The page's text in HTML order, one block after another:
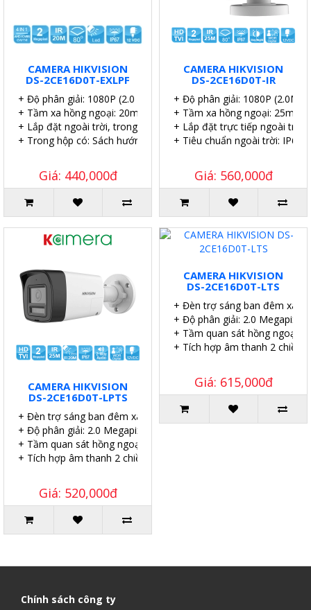
CAMERA HIKVISION
DS-2CE16D0T-EXLPF
+ Độ phân giải: 1080P (2.0 MP).
+ Tầm xa hồng ngoại: 20m.
+ Lắp đặt ngoài trời, trong nhà.
+ Trong hộp có: Sách hướng dẫn, Ốc vít tắc kê.
Giá: 440,000đ
CAMERA HIKVISION
DS-2CE16D0T-IR
+ Độ phân giải: 1080P (2.0MP).
+ Tầm xa hồng ngoại: 25m.
+ Lắp đặt trực tiếp ngoài trời.
+ Tiêu chuẩn ngoài trời: IP67.
Giá: 560,000đ
CAMERA HIKVISION
DS-2CE16D0T-LPTS
+ Đèn trợ sáng ban đêm xa 20 mét
+ Độ phân giải: 2.0 Megapixel.
+ Tầm quan sát hồng ngoại: 25 mét.
+ Tích hợp âm thanh 2 chiều.
Giá: 520,000đ
CAMERA HIKVISION
DS-2CE16D0T-LTS
+ Đèn trợ sáng ban đêm xa
+ Độ phân giải: 2.0 Megapixel.
+ Tầm quan sát hồng ngoại:
+ Tích hợp âm thanh 2 chiều.
Giá: 615,000đ
Chính sách công ty